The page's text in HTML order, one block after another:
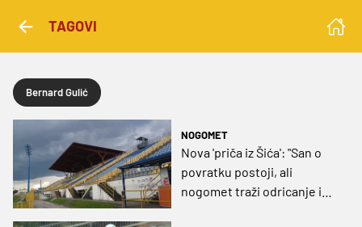
TAGOVI
Bernard Gulić
NOGOMET
Nova 'priča iz Šića': "San o
povratku postoji, ali
nogomet traži odricanje i